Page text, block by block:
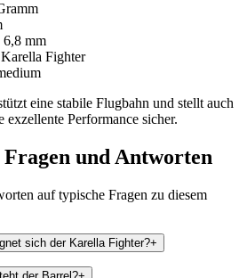
6,8 mm
Fighter
eine stabile Flugbahn und stellt auch
exzellente Performance sicher.
undAntworten
auf typische Fragen zu diesem
sich der Karella Fighter?+